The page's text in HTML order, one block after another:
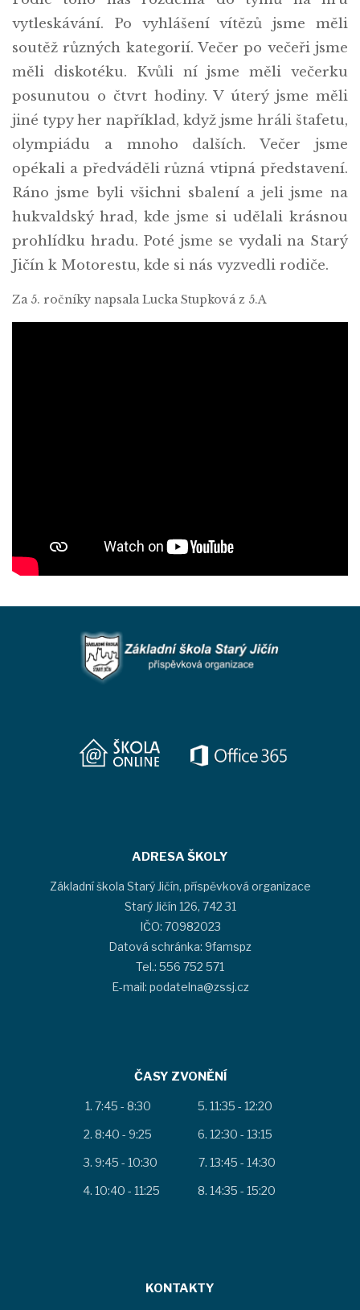
vytleskávání. Po vyhlášení vítězů jsme měli
soutěž různých kategorií. Večer po večeři jsme
měli diskotéku. Kvůli ní jsme měli večerku
posunutou o čtvrt hodiny. V úterý jsme měli
jiné typy her například, když jsme hráli štafetu,
olympiádu a mnoho dalších. Večer jsme
opékali a předváděli různá vtipná představení.
Ráno jsme byli všichni sbalení a jeli jsme na
hukvaldský hrad, kde jsme si udělali krásnou
prohlídku hradu. Poté jsme se vydali na Starý
Jičín k Motorestu, kde si nás vyzvedli rodiče.
Za 5. ročníky napsala Lucka Stupková z 5.A
ADRESA ŠKOLY
Základní škola Starý Jičín, příspěvková organizace
Starý Jičín 126, 742 31
IČO: 70982023
Datová schránka: 9famspz
Tel.: 556 752 571
E-mail: podatelna@zssj.cz
ČASY ZVONĚNÍ
7:45 - 8:30
8:40 - 9:25
9:45 - 10:30
10:40 - 11:25
11:35 - 12:20
12:30 - 13:15
13:45 - 14:30
14:35 - 15:20
KONTAKTY